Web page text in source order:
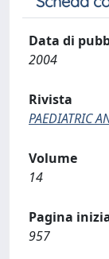
Data di
2004
Rivista
PAEDIATRIC
Volume
14
Pagina
957